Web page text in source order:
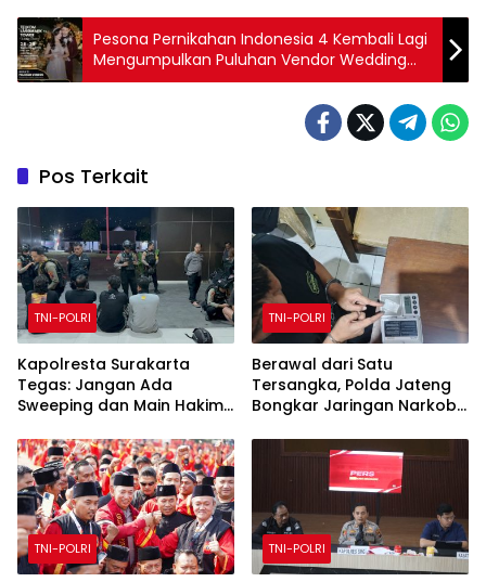
Pesona Pernikahan Indonesia 4 Kembali Lagi
Mengumpulkan Puluhan Vendor Wedding
Terbaik
Pos Terkait
TNI-POLRI
Kapolresta Surakarta
Tegas: Jangan Ada
Sweeping dan Main Hakim
TNI-POLRI
Berawal dari Satu
Tersangka, Polda Jateng
Bongkar Jaringan Narkoba
18,59 Gram Sabu
TNI-POLRI TNI-POLRI